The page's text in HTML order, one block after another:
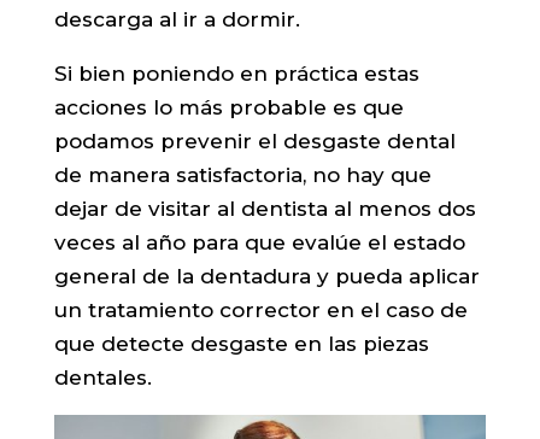
descarga al ir a dormir.
Si bien poniendo en práctica estas
acciones lo más probable es que
podamos prevenir el desgaste dental
de manera satisfactoria, no hay que
dejar de visitar al dentista al menos dos
veces al año para que evalúe el estado
general de la dentadura y pueda aplicar
un tratamiento corrector en el caso de
que detecte desgaste en las piezas
dentales.